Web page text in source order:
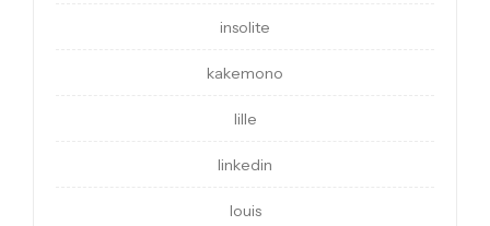
insolite
kakemono
lille
linkedin
louis